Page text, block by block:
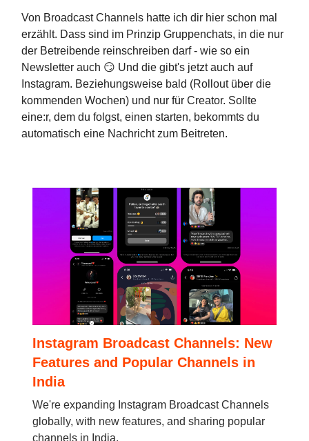
Von Broadcast Channels hatte ich dir hier schon mal
erzählt. Dass sind im Prinzip Gruppenchats, in die nur
der Betreibende reinschreiben darf - wie so ein
Newsletter auch 😏 Und die gibt's jetzt auch auf
Instagram. Beziehungsweise bald (Rollout über die
kommenden Wochen) und nur für Creator. Sollte
eine:r, dem du folgst, einen starten, bekommts du
automatisch eine Nachricht zum Beitreten.
Instagram Broadcast Channels: New
Features and Popular Channels in
India
We're expanding Instagram Broadcast Channels
globally, with new features, and sharing popular
channels in India.